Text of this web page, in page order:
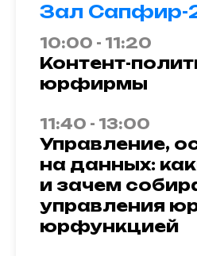
Зал Сапфир-
10:00 - 11:20
Контент-
юрфирмы
11:40 - 13:00
Управление,
на данных:
и зачем
управления
юрфункцией